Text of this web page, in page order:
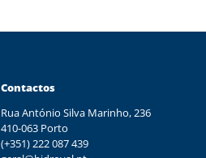
Contactos
Rua António Silva Marinho, 236
410-063 Porto
(+351) 222 087 439